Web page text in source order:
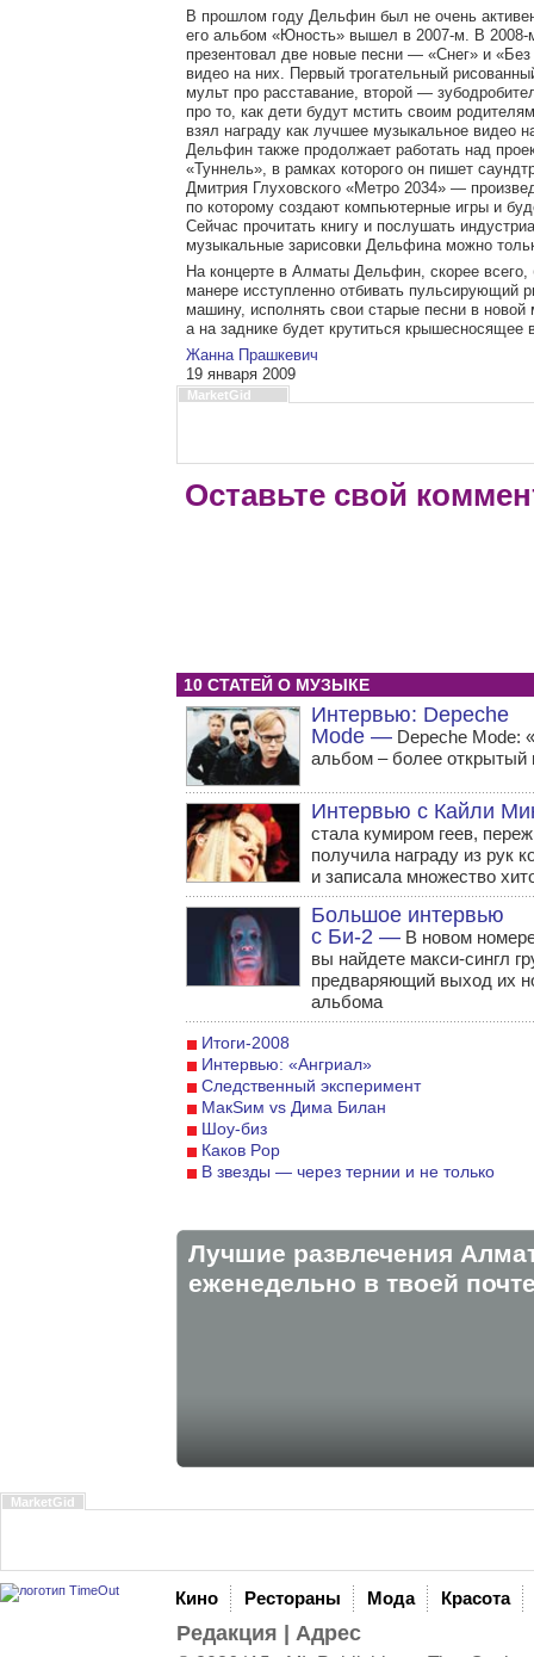
В прошлом году Дельфин был не очень
его альбом «Юность» вышел в 2007-м. В 2008-
презентовал две новые песни — «Снег» и
видео на них. Первый трогательный
мульт про расставание, второй —
про то, как дети будут мстить своим
взял награду как лучшее музыкальное видео
Дельфин также продолжает работать над
«Туннель», в рамках которого он пишет
Дмитрия Глуховского «Метро 2034» —
по которому создают компьютерные игры и
Сейчас прочитать книгу и послушать
музыкальные зарисовки Дельфина можно
На концерте в Алматы Дельфин, скорее всего,
манере исступленно отбивать пульсирующий
машину, исполнять свои старые песни в новой
а на заднике будет крутиться крышесносящее
Жанна Прашкевич
19 января 2009
MarketGid
Оставьте свой
10 СТАТЕЙ О МУЗЫКЕ
Интервью: Depeche
Mode — Depeche Mode:
альбом – более открытый
Интервью с Кайли
стала кумиром геев,
получила награду из рук
и записала множество
Большое интервью
с Би-2 — В новом
вы найдете макси-сингл
предваряющий выход их
альбома
Итоги-2008
Интервью: «Ангриал»
Следственный эксперимент
MaкSим vs Дима Билан
Шоу-биз
Каков Pop
В звезды — через тернии и не только
Лучшие развлечения
eженедельно в твоей
MarketGid
Кино Рестораны Мода Красота
Редакция Адрес